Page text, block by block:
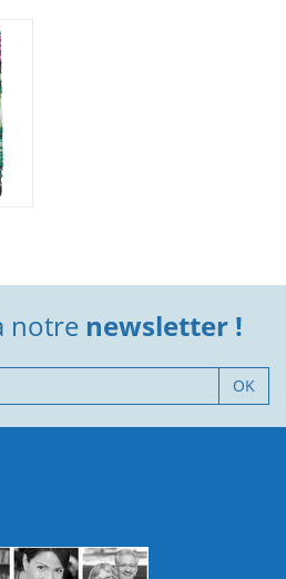
notre newsletter !
OK